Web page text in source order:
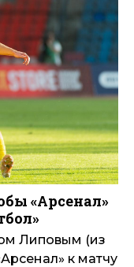
«Арсенал»
Липовым (из
к матчу